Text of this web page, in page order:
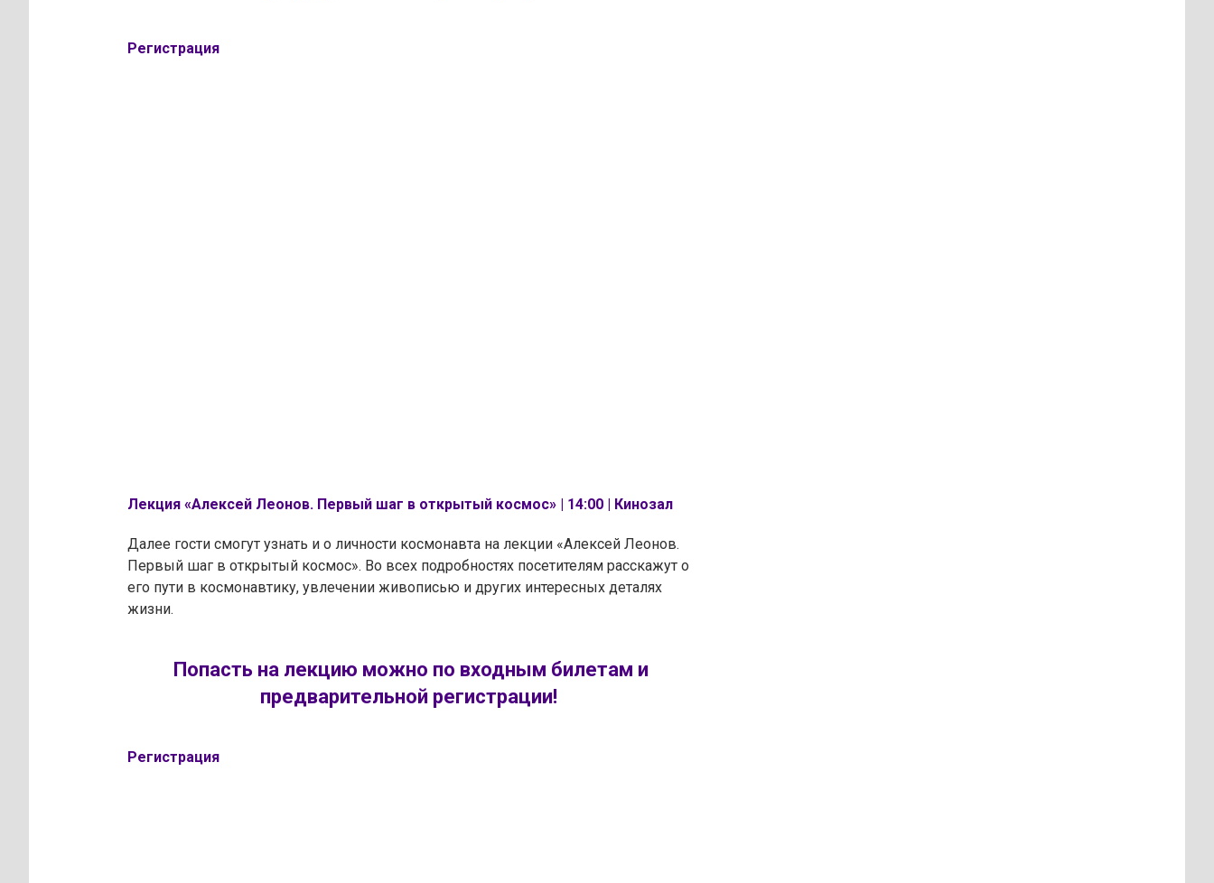
Регистрация
Лекция «Алексей Леонов. Первый шаг в открытый космос» | 14:00 | Кинозал
Далее гости смогут узнать и о личности космонавта на лекции «Алексей Леонов.
Первый шаг в открытый космос». Во всех подробностях посетителям расскажут о
его пути в космонавтику, увлечении живописью и других интересных деталях
жизни.
Попасть на лекцию можно по входным билетам и
предварительной регистрации!
Регистрация